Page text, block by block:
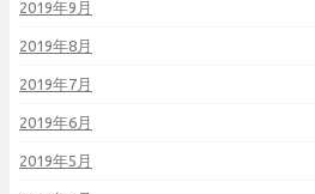
2019年9月
2019年8月
2019年7月
2019年6月
2019年5月